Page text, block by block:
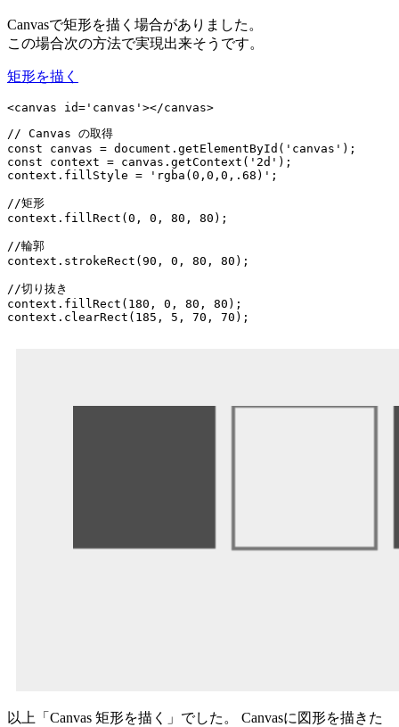
Canvasで矩形を描く場合がありました。
この場合次の方法で実現出来そうです。
矩形を描く
<canvas id='canvas'></canvas>
// Canvas の取得
const canvas = document.getElementById('canvas');
const context = canvas.getContext('2d');
context.fillStyle = 'rgba(0,0,0,.68)';
//矩形
context.fillRect(0, 0, 80, 80);
//輪郭
context.strokeRect(90, 0, 80, 80);
//切り抜き
context.fillRect(180, 0, 80, 80);
以上「Canvas 矩形を描く」でした。 Canvasに図形を描きた